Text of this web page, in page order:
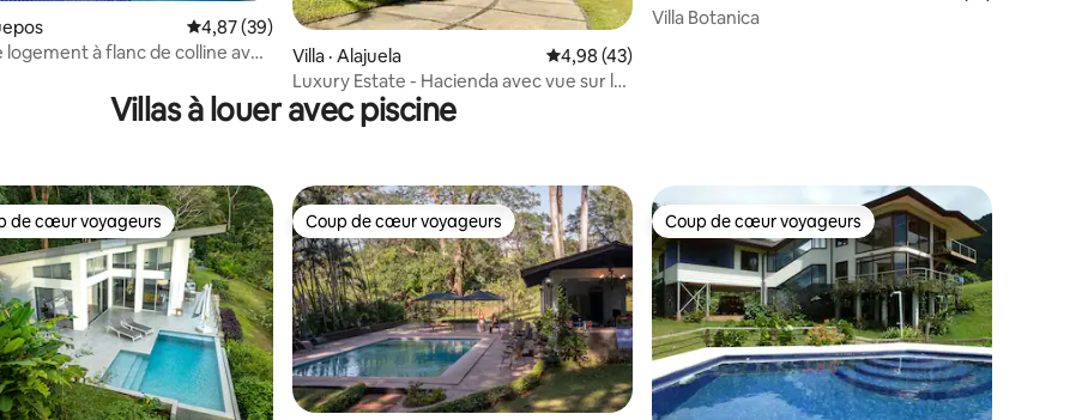
sur 5, 66 commentairesNote moyenne de 4,87 sur 5, 39 commentaires
4,87 (39)
logement à flanc de colline avec
Villa · Alajuela Note moyenne de 4,98 sur 5, 43 commentaires
4,98 (43)
Luxury Estate - Hacienda avec vue sur la
montagne
Villa Botanica
Villas à louer avec piscine
cœur voyageurs parmi les plus aimés
de cœur voyageurs Coup de cœur voyageurs
Coup de cœur voyageurs Coup de cœur voyageurs
Coup de cœur voyageurs